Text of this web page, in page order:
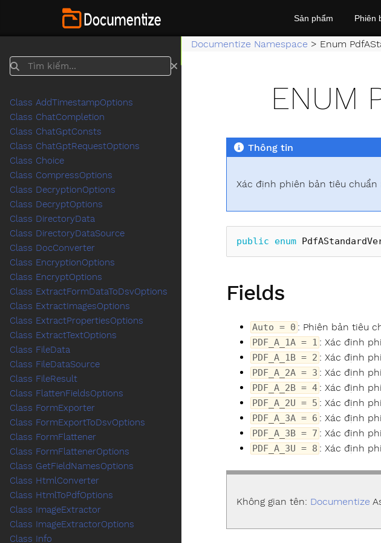
Sản phẩm Phiên
Documentize Namespace > Enum
ENUM
Thông tin
Xác định phiên bản tiêu chuẩn
public enum
Fields
Auto = 0 : Phiên bản tiêu
PDF_A_1A = 1 : Xác định
PDF_A_1B = 2 : Xác định
PDF_A_2A = 3 : Xác định
PDF_A_2B = 4 : Xác định
PDF_A_2U = 5 : Xác định
PDF_A_3A = 6 : Xác định
PDF_A_3B = 7 : Xác định
PDF_A_3U = 8 : Xác định
Không gian tên: Documentize
Tìm kiếm
Class AddTimestampOptions
Class ChatCompletion
Class ChatGptConsts
Class ChatGptRequestOptions
Class Choice
Class CompressOptions
Class DecryptionOptions
Class DecryptOptions
Class DirectoryData
Class DirectoryDataSource
Class DocConverter
Class EncryptionOptions
Class EncryptOptions
Class ExtractFormDataToDsvOptions
Class ExtractImagesOptions
Class ExtractPropertiesOptions
Class ExtractTextOptions
Class FileData
Class FileDataSource
Class FileResult
Class FlattenFieldsOptions
Class FormExporter
Class FormExportToDsvOptions
Class FormFlattener
Class FormFlattenerOptions
Class GetFieldNamesOptions
Class HtmlConverter
Class HtmlToPdfOptions
Class ImageExtractor
Class ImageExtractorOptions
Class Info